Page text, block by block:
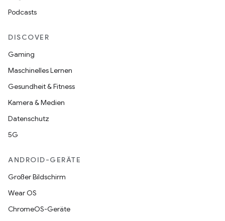
Podcasts
DISCOVER
Gaming
Maschinelles Lernen
Gesundheit & Fitness
Kamera & Medien
Datenschutz
5G
ANDROID-GERÄTE
Großer Bildschirm
Wear OS
ChromeOS-Geräte